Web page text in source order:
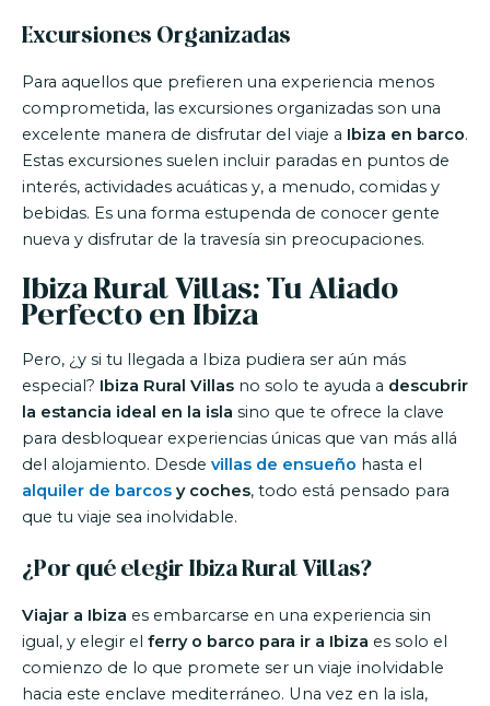
Excursiones Organizadas
Para aquellos que prefieren una experiencia menos
comprometida, las excursiones organizadas son una
excelente manera de disfrutar del viaje a Ibiza en barco.
Estas excursiones suelen incluir paradas en puntos de
interés, actividades acuáticas y, a menudo, comidas y
bebidas. Es una forma estupenda de conocer gente
nueva y disfrutar de la travesía sin preocupaciones.
Ibiza Rural Villas: Tu Aliado
Perfecto en Ibiza
Pero, ¿y si tu llegada a Ibiza pudiera ser aún más
especial? Ibiza Rural Villas no solo te ayuda a descubrir
la estancia ideal en la isla sino que te ofrece la clave
para desbloquear experiencias únicas que van más allá
del alojamiento. Desde villas de ensueño hasta el
alquiler de barcos y coches, todo está pensado para
que tu viaje sea inolvidable.
¿Por qué elegir Ibiza Rural Villas?
Viajar a Ibiza es embarcarse en una experiencia sin
igual, y elegir el ferry o barco para ir a Ibiza es solo el
comienzo de lo que promete ser un viaje inolvidable
hacia este enclave mediterráneo. Una vez en la isla,